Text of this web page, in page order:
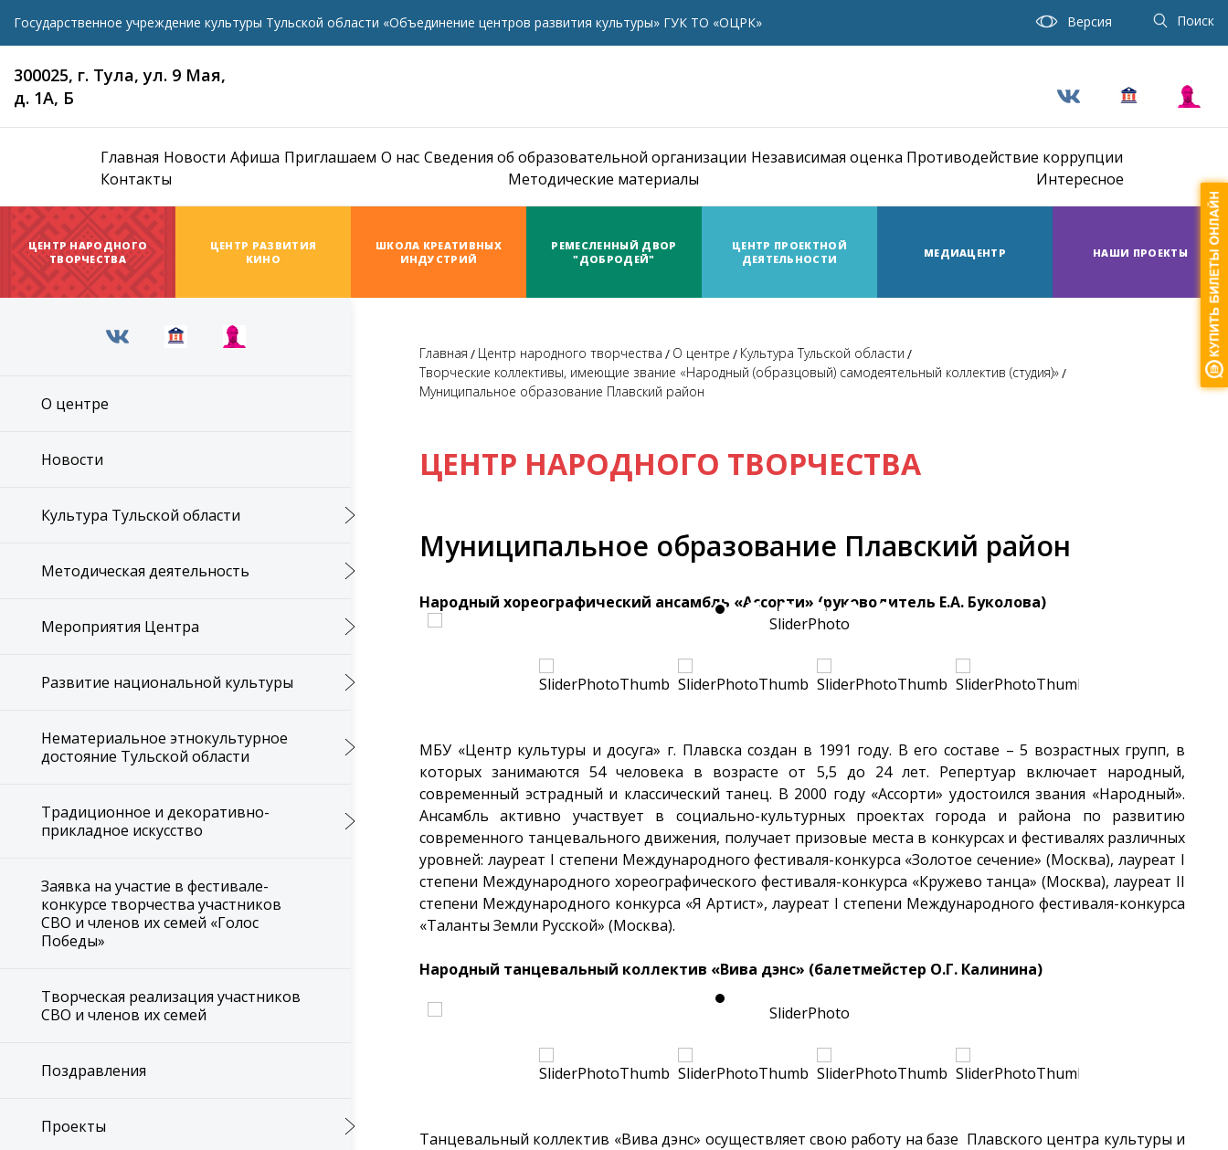
Государственное учреждение культуры Тульской области «Объединение центров развития культуры» ГУК ТО «ОЦРК» Версия Поиск
300025, г. Тула, ул. 9 Мая,
д. 1А, Б
Главная Новости Афиша Приглашаем О нас Сведения об образовательной организации Независимая оценка Противодействие коррупции
Контакты
Методические материалы Интересное
ЦЕНТР НАРОДНОГО
ТВОРЧЕСТВА
ЦЕНТР РАЗВИТИЯ
КИНО
ШКОЛА КРЕАТИВНЫХ
ИНДУСТРИЙ
РЕМЕСЛЕННЫЙ ДВОР
"ДОБРОДЕЙ"
ЦЕНТР ПРОЕКТНОЙ
ДЕЯТЕЛЬНОСТИ
МЕДИАЦЕНТР НАШИ ПРОЕКТЫ
О центре
Новости
Культура Тульской области
Методическая деятельность
Мероприятия Центра
Развитие национальной культуры
Нематериальное этнокультурное
достояние Тульской области
Традиционное и декоративно-
прикладное искусство
Заявка на участие в фестивале-
конкурсе творчества участников
СВО и членов их семей «Голос
Победы»
Творческая реализация участников
СВО и членов их семей
Поздравления
Проекты
Главная Центр народного творчества О центре
Культура Тульской области
Творческие коллективы, имеющие звание «Народный (образцовый) самодеятельный коллектив (студия)»
Муниципальное образование Плавский район
ЦЕНТР НАРОДНОГО ТВОРЧЕСТВА
Муниципальное образование Плавский район
Народный хореографический ансамбль «Ассорти» (руководитель Е.А. Буколова)
МБУ «Центр культуры и досуга» г. Плавска создан в 1991 году. В его составе – 5 возрастных групп, в
которых занимаются 54 человека в возрасте от 5,5 до 24 лет. Репертуар включает народный,
современный эстрадный и классический танец. В 2000 году «Ассорти» удостоился звания «Народный».
Ансамбль активно участвует в социально-культурных проектах города и района по развитию
современного танцевального движения, получает призовые места в конкурсах и фестивалях различных
уровней: лауреат I степени Международного фестиваля-конкурса «Золотое сечение» (Москва), лауреат I
степени Международного хореографического фестиваля-конкурса «Кружево танца» (Москва), лауреат II
степени Международного конкурса «Я Артист», лауреат I степени Международного фестиваля-конкурса
«Таланты Земли Русской» (Москва).
Народный танцевальный коллектив «Вива дэнс» (балетмейстер О.Г. Калинина)
Танцевальный коллектив «Вива дэнс» осуществляет свою работу на базе Плавского центра культуры и